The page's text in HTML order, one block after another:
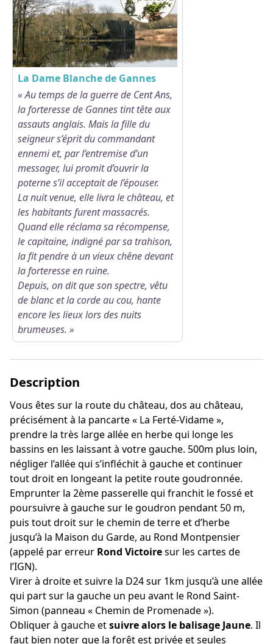
Voir l'image en plein écran
La Dame Blanche de Gannes
« Au temps de la guerre de Cent Ans,
la forteresse de Gannes tint tête aux
assauts anglais. Mais la fille du
seigneur s’éprit du commandant
ennemi et, par l’entremise d’un
messager, lui promit d’ouvrir la
poterne s’il acceptait de l’épouser.
La nuit venue, elle livra le château, et
les habitants furent massacrés.
Quand elle réclama sa récompense,
le capitaine, indigné par sa trahison,
la fit pendre à un vieux chêne devant
la forteresse en ruine.
Depuis, on dit que son spectre, vêtu
de blanc et la corde au cou, hante
encore les lieux lors des nuits
brumeuses. »
Description
Vous êtes sur la route du château, dos au château,
précisément à la pancarte « La Ferté-Vidame »,
prendre la très large allée en herbe qui longe les
bassins en les laissant à votre gauche. 500m plus loin,
négliger l’allée qui s’infléchit à gauche et continuer
tout droit en longeant la petite route goudronnée.
Emprunter la 2ème passerelle qui franchit le fossé et
poursuivre à gauche sur le goudron pendant 50 m,
puis tout droit sur le chemin de terre et d’herbe
jusqu’à la Maison du Garde, au Rond Montpensier
(appelé par erreur Rond Victoiresur les cartes de
l’IGN).
Virer à droite et suivre la D24 sur 1km jusqu’à une allée
qui part sur la gauche un peu avant le Rond Saint-
Simon (panneau « Chemin de Promenade »).
Obliquer à gauche etsuivre alors le balisage Jaune. Il
faut bien noter que la forêt est privée et seules